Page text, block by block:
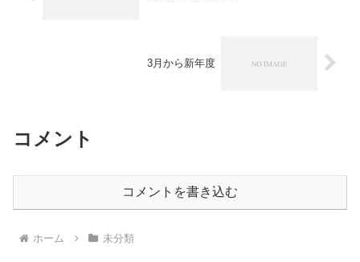
3月から新年度
コメント
コメントを書き込む
ホーム 未分類